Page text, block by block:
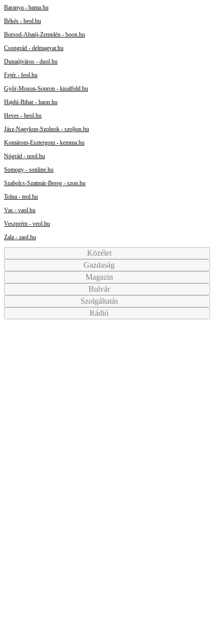
Baranya - bama.hu
Békés - beol.hu
Borsod-Abaúj-Zemplén - boon.hu
Csongrád - delmagyar.hu
Dunaújváros - duol.hu
Fejér - feol.hu
Győr-Moson-Sopron - kisalfold.hu
Hajdú-Bihar - haon.hu
Heves - heol.hu
Jász-Nagykun-Szolnok - szoljon.hu
Komárom-Esztergom - kemma.hu
Nógrád - nool.hu
Somogy - sonline.hu
Szabolcs-Szatmár-Bereg - szon.hu
Tolna - teol.hu
Vas - vaol.hu
Veszprém - veol.hu
Zala - zaol.hu
Közélet
Gazdaság
Magazin
Bulvár
Szolgáltatás
Rádió